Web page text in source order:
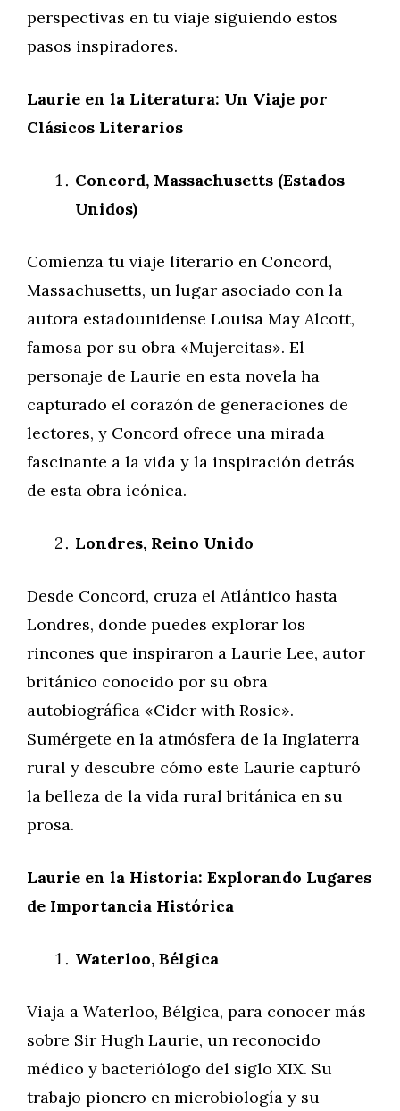
perspectivas en tu viaje siguiendo estos
pasos inspiradores.
Laurie en la Literatura: Un Viaje por
Clásicos Literarios
Concord, Massachusetts (Estados
Unidos)
Comienza tu viaje literario en Concord,
Massachusetts, un lugar asociado con la
autora estadounidense Louisa May Alcott,
famosa por su obra «Mujercitas». El
personaje de Laurie en esta novela ha
capturado el corazón de generaciones de
lectores, y Concord ofrece una mirada
fascinante a la vida y la inspiración detrás
de esta obra icónica.
Londres, Reino Unido
Desde Concord, cruza el Atlántico hasta
Londres, donde puedes explorar los
rincones que inspiraron a Laurie Lee, autor
británico conocido por su obra
autobiográfica «Cider with Rosie».
Sumérgete en la atmósfera de la Inglaterra
rural y descubre cómo este Laurie capturó
la belleza de la vida rural británica en su
prosa.
Laurie en la Historia: Explorando Lugares
de Importancia Histórica
Waterloo, Bélgica
Viaja a Waterloo, Bélgica, para conocer más
sobre Sir Hugh Laurie, un reconocido
médico y bacteriólogo del siglo XIX. Su
trabajo pionero en microbiología y su